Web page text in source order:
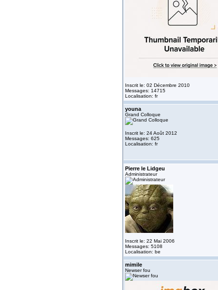
Inscrit le: 02 Décembre 2010
Messages: 14715
Localisation: fr
youna
Grand Colloque
Inscrit le: 24 Août 2012
Messages: 625
Localisation: fr
Pierre le Lidgeu
Administrateur
Inscrit le: 22 Mai 2006
Messages: 5108
Localisation: be
mimile
Newser fou